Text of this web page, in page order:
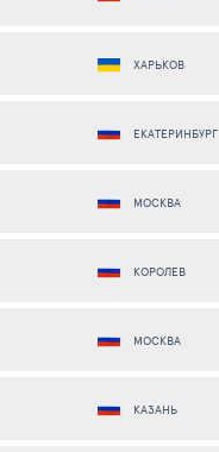
ХАРЬКОВ
ЕКАТЕРИНБУРГ
МОСКВА
КОРОЛЕВ
МОСКВА
КАЗАНЬ